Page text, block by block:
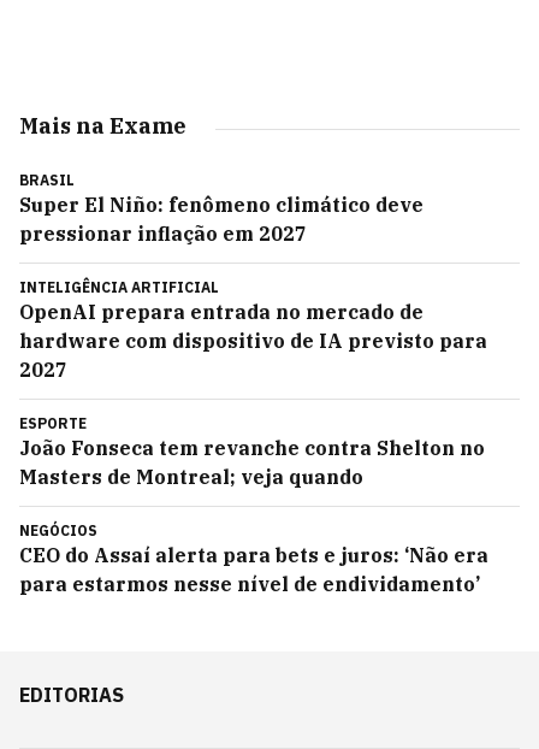
Mais na Exame
BRASIL
Super El Niño: fenômeno climático deve
pressionar inflação em 2027
INTELIGÊNCIA ARTIFICIAL
OpenAI prepara entrada no mercado de
hardware com dispositivo de IA previsto para
2027
ESPORTE
João Fonseca tem revanche contra Shelton no
Masters de Montreal; veja quando
NEGÓCIOS
CEO do Assaí alerta para bets e juros: ‘Não era
para estarmos nesse nível de endividamento’
EDITORIAS